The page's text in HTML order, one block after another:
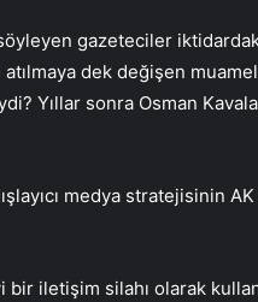
gazeteciler
dek değişen
Yıllar sonra Osman
medya stratejisinin AK
iletişim silahı olarak